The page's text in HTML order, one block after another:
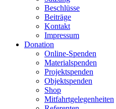
Beschlüsse
Beiträge
Kontakt
Impressum
Donation
Online-Spenden
Materialspenden
Projektspenden
Objektspenden
Shop
Mitfahrtgelegenheiten